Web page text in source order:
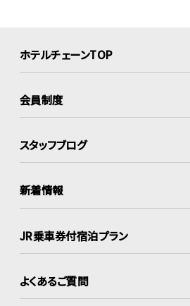
ホテルチェーンTOP
会員制度
スタッフブログ
新着情報
JR乗車券付宿泊プラン
よくあるご質問